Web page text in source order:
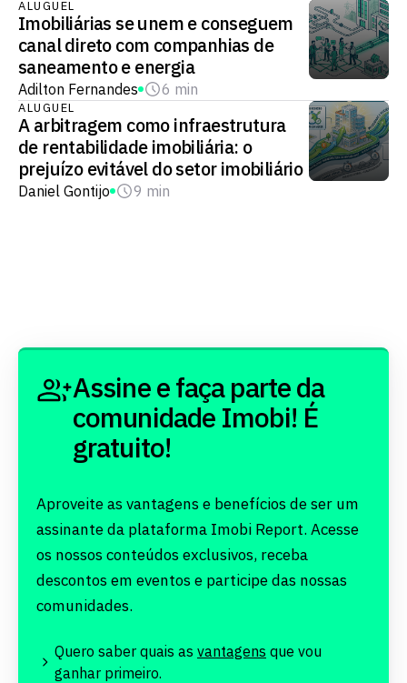
ALUGUEL
Imobiliárias se unem e conseguem
canal direto com companhias de
saneamento e energia
Adilton Fernandes 6 min
ALUGUEL
A arbitragem como infraestrutura
de rentabilidade imobiliária: o
prejuízo evitável do setor imobiliário
Daniel Gontijo 9 min
Assine e faça parte da
comunidade Imobi! É
gratuito!
Aproveite as vantagens e benefícios de ser um
assinante da plataforma Imobi Report. Acesse
os nossos conteúdos exclusivos, receba
descontos em eventos e participe das nossas
comunidades.
Quero saber quais as vantagens que vou
ganhar primeiro.